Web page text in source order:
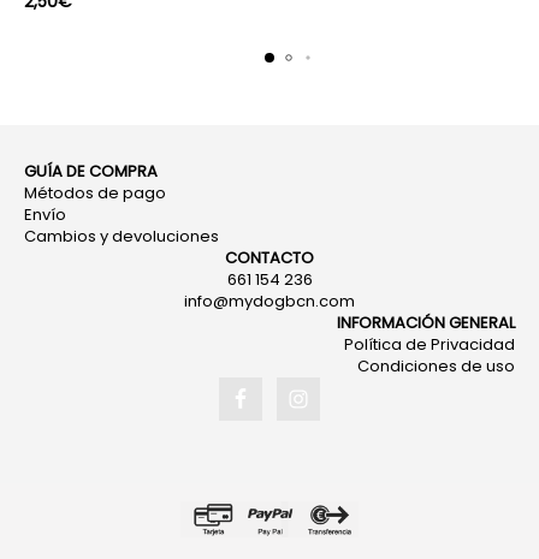
GUÍA DE COMPRA
Métodos de pago
Envío
Cambios y devoluciones
CONTACTO
661 154 236
info@mydogbcn.com
INFORMACIÓN GENERAL
Política de Privacidad
Condiciones de uso